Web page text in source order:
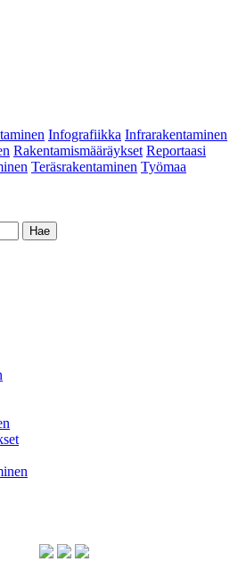
Infografiikka Infrarakentaminen
Rakentamismääräykset Reportaasi
Teräsrakentaminen Työmaa